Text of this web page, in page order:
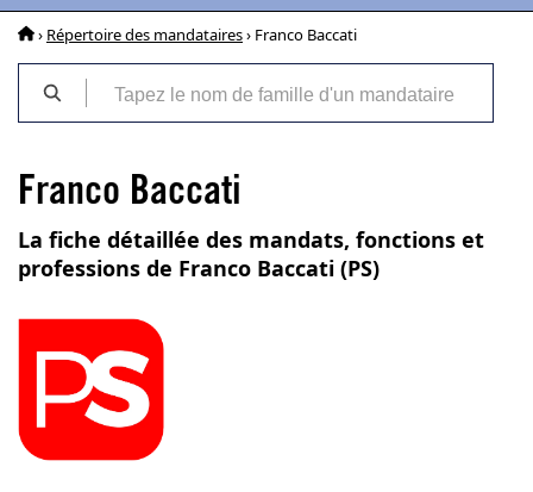
› Répertoire des mandataires› Franco Baccati
Franco Baccati
La fiche détaillée des mandats, fonctions et
professions de Franco Baccati (PS)